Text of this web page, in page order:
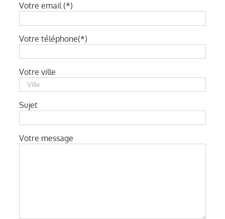
Votre email (*)
Votre téléphone(*)
Votre ville
Sujet
Votre message